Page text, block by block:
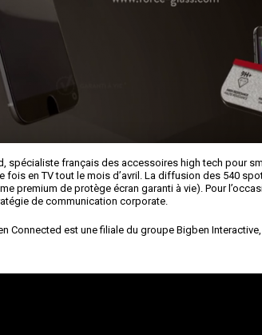
spécialiste français des accessoires high tech pour
fois en TV tout le mois d’avril. La diffusion des 540
premium de protège écran garanti à vie). Pour
de communication corporate.
Connected est une filiale du groupe Bigben